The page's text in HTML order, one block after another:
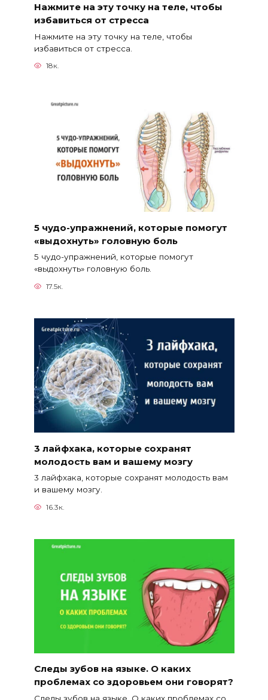
Нажмите на эту точку на теле, чтобы
избавиться от стресса
Нажмите на эту точку на теле, чтобы
избавиться от стресса.
18к.
5 чудо-упражнений, которые помогут
«выдохнуть» головную боль
5 чудо-упражнений, которые помогут
«выдохнуть» головную боль.
17.5к.
3 лайфхака, которые сохранят
молодость вам и вашему мозгу
3 лайфхака, которые сохранят молодость вам
и вашему мозгу.
16.3к.
Следы зубов на языке. О каких
проблемах со здоровьем они говорят?